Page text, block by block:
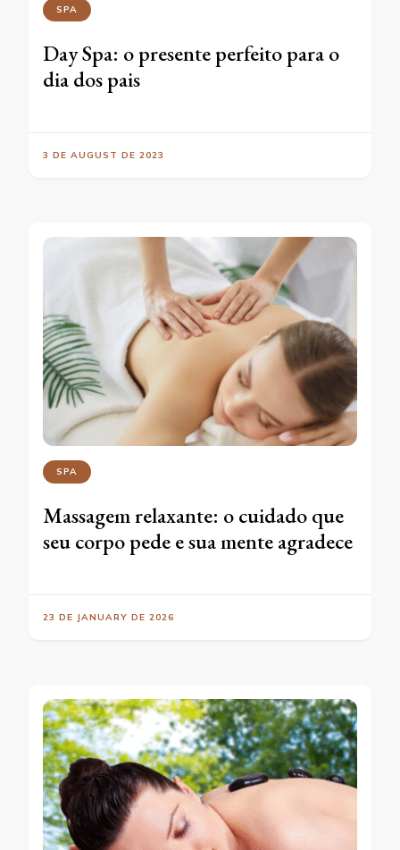
SPA
Day Spa: o presente perfeito para o
dia dos pais
3 DE AUGUST DE 2023
SPA
Massagem relaxante: o cuidado que
seu corpo pede e sua mente agradece
23 DE JANUARY DE 2026